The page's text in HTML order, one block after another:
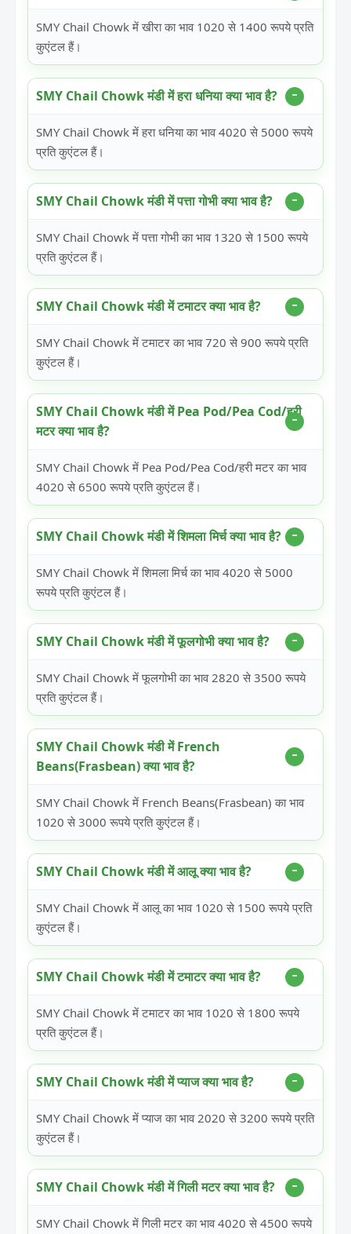
SMY Chail Chowk में खीरा का भाव 1020 से 1400 रूपये प्रति
कुएंटल हैं।
SMY Chail Chowk मंडी में हरा धनिया क्या भाव है?
SMY Chail Chowk में हरा धनिया का भाव 4020 से 5000 रूपये
प्रति कुएंटल हैं।
SMY Chail Chowk मंडी में पत्ता गोभी क्या भाव है?
SMY Chail Chowk में पत्ता गोभी का भाव 1320 से 1500 रूपये
प्रति कुएंटल हैं।
SMY Chail Chowk मंडी में टमाटर क्या भाव है?
SMY Chail Chowk में टमाटर का भाव 720 से 900 रूपये प्रति
कुएंटल हैं।
SMY Chail Chowk मंडी में Pea Pod/Pea Cod/हरी
मटर क्या भाव है?
SMY Chail Chowk में Pea Pod/Pea Cod/हरी मटर का भाव
4020 से 6500 रूपये प्रति कुएंटल हैं।
SMY Chail Chowk मंडी में शिमला मिर्च क्या भाव है?
SMY Chail Chowk में शिमला मिर्च का भाव 4020 से 5000
रूपये प्रति कुएंटल हैं।
SMY Chail Chowk मंडी में फूलगोभी क्या भाव है?
SMY Chail Chowk में फूलगोभी का भाव 2820 से 3500 रूपये
प्रति कुएंटल हैं।
SMY Chail Chowk मंडी में French
Beans(Frasbean) क्या भाव है?
SMY Chail Chowk में French Beans(Frasbean) का भाव
1020 से 3000 रूपये प्रति कुएंटल हैं।
SMY Chail Chowk मंडी में आलू क्या भाव है?
SMY Chail Chowk में आलू का भाव 1020 से 1500 रूपये प्रति
कुएंटल हैं।
SMY Chail Chowk मंडी में टमाटर क्या भाव है?
SMY Chail Chowk में टमाटर का भाव 1020 से 1800 रूपये
प्रति कुएंटल हैं।
SMY Chail Chowk मंडी में प्याज क्या भाव है?
SMY Chail Chowk में प्याज का भाव 2020 से 3200 रूपये प्रति
कुएंटल हैं।
SMY Chail Chowk मंडी में गिली मटर क्या भाव है?
SMY Chail Chowk में गिली मटर का भाव 4020 से 4500 रूपये